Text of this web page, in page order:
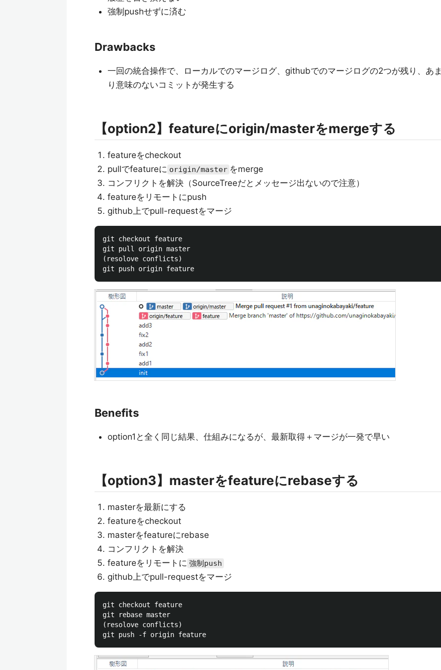
強制pushせずに済む
Drawbacks
一回の統合操作で、ローカルでのマージログ、githubでのマージログの2つが残り、あま
り意味のないコミットが発生する
【option2】featureにorigin/masterをmergeする
featureをcheckout
pullでfeatureに origin/master をmerge
コンフリクトを解決（SourceTreeだとメッセージ出ないので注意）
featureをリモートにpush
github上でpull-requestをマージ
git checkout feature
git pull origin master
(resolove conflicts)
Benefits
option1と全く同じ結果、仕組みになるが、最新取得＋マージが一発で早い
【option3】masterをfeatureにrebaseする
masterを最新にする
featureをcheckout
masterをfeatureにrebase
コンフリクトを解決
featureをリモートに 強制push
github上でpull-requestをマージ
git checkout feature
git rebase master
(resolove conflicts)